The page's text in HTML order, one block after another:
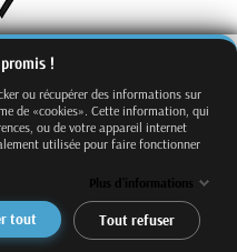
!
ou récupérer des informations sur
de «cookies». Cette information, qui
ou de votre appareil internet
utilisée pour faire fonctionner
Plus d'informations
tout Tout refuser